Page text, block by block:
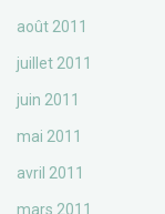
août 2011
juillet 2011
juin 2011
mai 2011
avril 2011
mars 2011